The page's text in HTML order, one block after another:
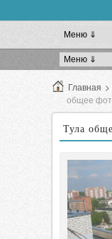
Главная >
общее
Тула